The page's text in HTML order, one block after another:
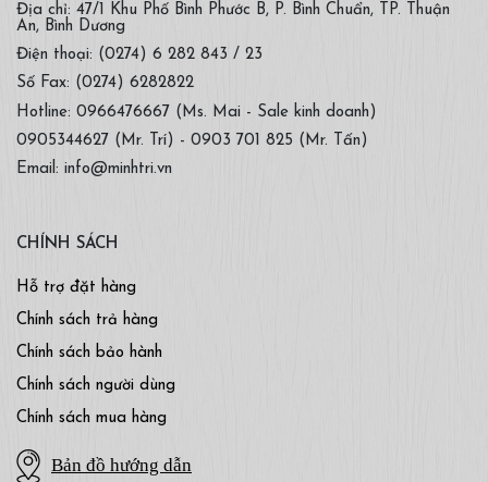
Địa chỉ: 47/1 Khu Phố Bình Phước B, P. Bình Chuẩn, TP. Thuận
An, Bình Dương
Điện thoại: (0274) 6 282 843 / 23
Số Fax: (0274) 6282822
Hotline: 0966476667 (Ms. Mai - Sale kinh doanh)
0905344627 (Mr. Trí) - 0903 701 825 (Mr. Tấn)
Email: info@minhtri.vn
CHÍNH SÁCH
Hỗ trợ đặt hàng
Chính sách trả hàng
Chính sách bảo hành
Chính sách người dùng
Chính sách mua hàng
Bản đồ hướng dẫn